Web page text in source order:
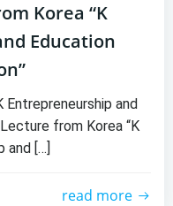
Korea “K
Education
Entrepreneurship and
from Korea “K
and […]
read more